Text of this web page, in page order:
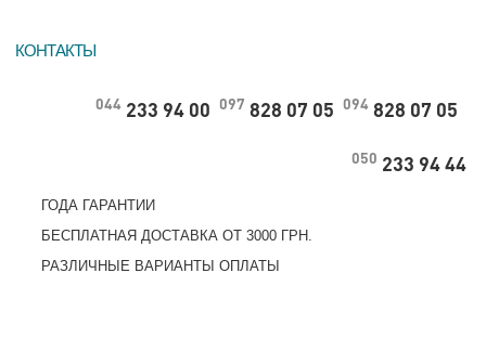
КОНТАКТЫ
044 233 94 00 097 828 07 05 094 828 07 05
050 233 94 44
ГОДА ГАРАНТИИ
БЕСПЛАТНАЯ ДОСТАВКА ОТ 3000 ГРН.
РАЗЛИЧНЫЕ ВАРИАНТЫ ОПЛАТЫ